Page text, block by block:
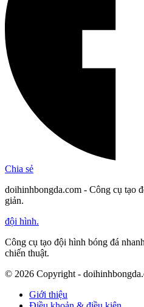
Chia sẻ
doihinhbongda.com - Công cụ tạo
giản.
đội hình.
Công cụ tạo đội hình bóng đá
chiến thuật.
© 2026 Copyright -
Giới thiệu